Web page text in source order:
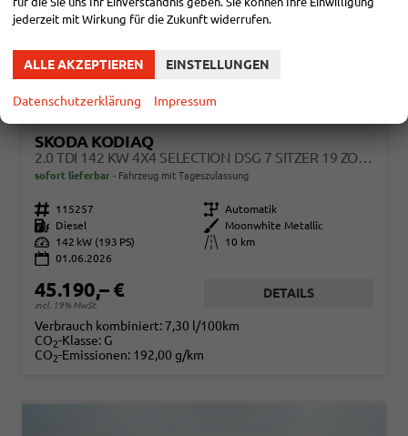
SKODA KODIAQ
2.0 TDI 142 KW 4X4 SELECTION DSG 7 SITZER 19 ZOLL AHK EL. HK
sofort lieferbar Fahrzeug mit Tageszulassung
Fahrzeugnr. 115257 Getriebe Automatik
Kraftstoff
Diesel Außenfarbe
Moonwhite Metallic
Leistung
142 kW (193 PS) Kilometerstand
10 km
01.06.2026
45.190,– €
incl. 19% MwSt.
DETAILS
Verbrauch kombiniert: 7,30 l/100km
CO2-Klasse: G
CO2-Emissionen: 192,00 g/km
jederzeit mit Wirkung für die Zukunft widerrufen.
ALLE AKZEPTIEREN EINSTELLUNGEN
Datenschutzerklärung Impressum